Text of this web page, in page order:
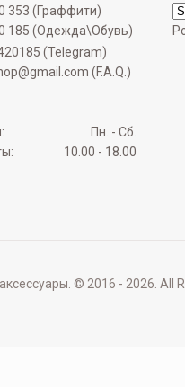
353 (Граффити)
185 (Одежда\Обувь)
(Telegram)
(F.A.Q.)
Пн. - Сб.
10.00 - 18.00
© 2016 - 2026. All